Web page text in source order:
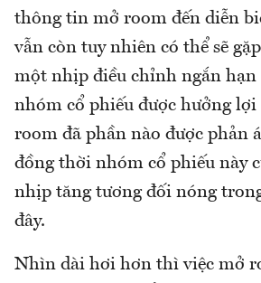
thông tin mở room đến diễn
vẫn còn tuy nhiên có thể sẽ
một nhịp điều chỉnh ngắn hạn
nhóm cổ phiếu được hưởng lợi
room đã phần nào được phản
đồng thời nhóm cổ phiếu này
nhịp tăng tương đối nóng
đây.
Nhìn dài hơi hơn thì việc mở